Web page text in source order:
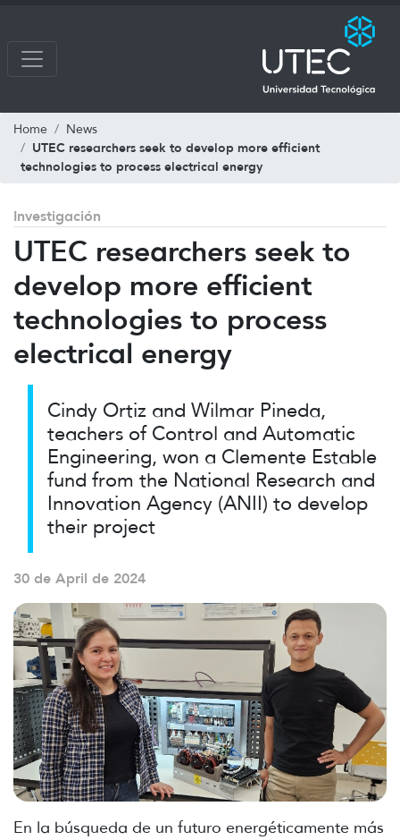
Home News
UTEC researchers seek to develop more efficient
technologies to process electrical energy
Investigación
UTEC researchers seek to
develop more efficient
technologies to process
electrical energy
Cindy Ortiz and Wilmar Pineda,
teachers of Control and Automatic
Engineering, won a Clemente Estable
fund from the National Research and
Innovation Agency (ANII) to develop
their project
30 de April de 2024
En la búsqueda de un futuro energéticamente más